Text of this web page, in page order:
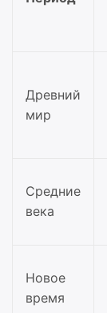
Древний
мир
Средние
века
Новое
время